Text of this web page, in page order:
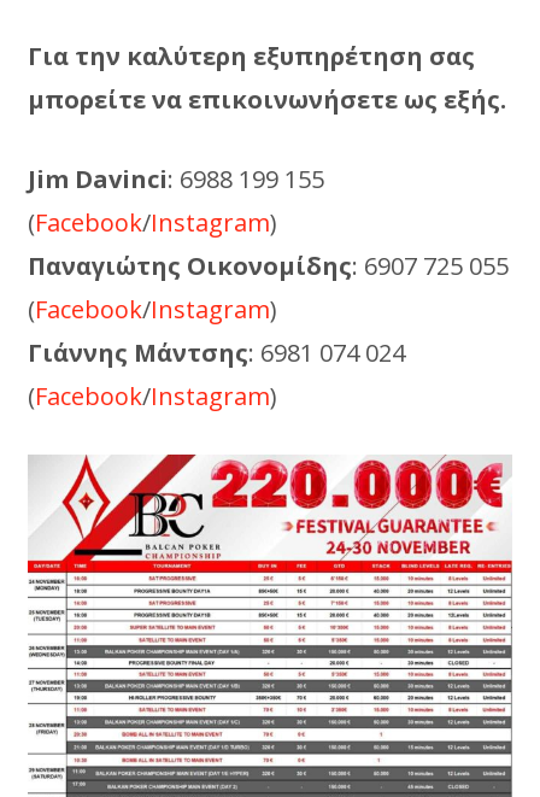
Για την καλύτερη εξυπηρέτηση σας
μπορείτε να επικοινωνήσετε ως εξής.
Jim Davinci: 6988 199 155
(Facebook/Instagram)
Παναγιώτης Οικονομίδης: 6907 725 055
(Facebook/Instagram)
Γιάννης Μάντσης: 6981 074 024
(Facebook/Instagram)